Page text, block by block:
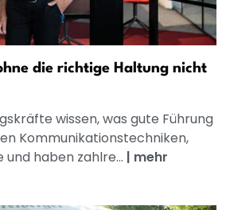
die richtige Haltung nicht
wissen, was gute Führung
Kommunikationstechniken,
haben zahlre... | mehr